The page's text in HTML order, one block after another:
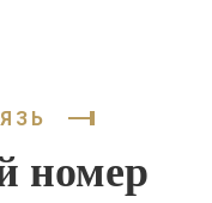
номер